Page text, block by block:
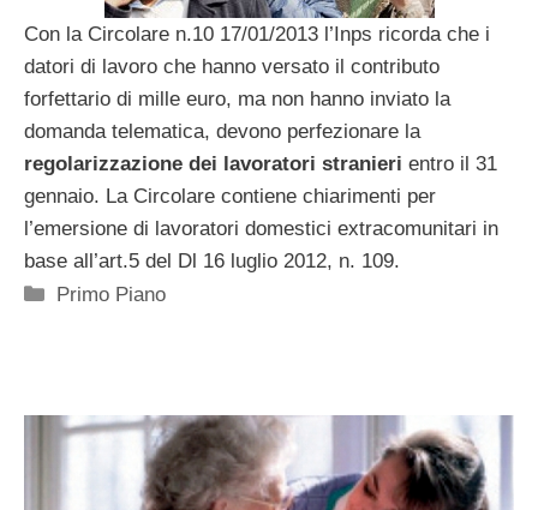
Con la Circolare n.10 17/01/2013 l’Inps ricorda che i
datori di lavoro che hanno versato il contributo
forfettario di mille euro, ma non hanno inviato la
domanda telematica, devono perfezionare la
regolarizzazione dei lavoratori stranieri entro il 31
gennaio. La Circolare contiene chiarimenti per
l’emersione di lavoratori domestici extracomunitari in
base all’art.5 del Dl 16 luglio 2012, n. 109.
Categorie
Primo Piano